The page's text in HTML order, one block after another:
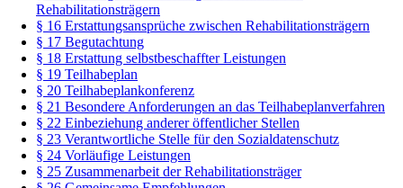
Rehabilitationsträgern
§ 16 Erstattungsansprüche zwischen Rehabilitationsträgern
§ 17 Begutachtung
§ 18 Erstattung selbstbeschaffter Leistungen
§ 19 Teilhabeplan
§ 20 Teilhabeplankonferenz
§ 21 Besondere Anforderungen an das Teilhabeplanverfahren
§ 22 Einbeziehung anderer öffentlicher Stellen
§ 23 Verantwortliche Stelle für den Sozialdatenschutz
§ 24 Vorläufige Leistungen
§ 25 Zusammenarbeit der Rehabilitationsträger